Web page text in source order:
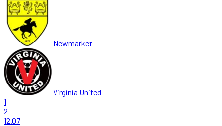
Newmarket
Virginia United
1
2
12.07